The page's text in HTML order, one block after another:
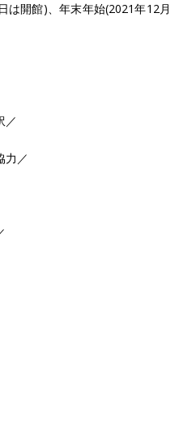
開館)、年末年始(2021年12月
／
力／